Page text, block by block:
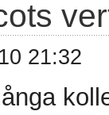
21:32